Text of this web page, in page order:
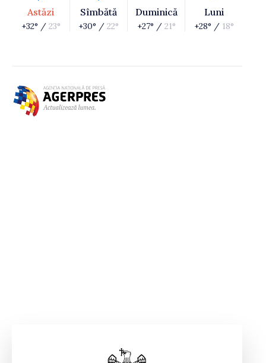
Astăzi
+32° / 23°
Sîmbătă
+30° / 22°
Duminică
+27° / 21°
Luni
+28° / 18°